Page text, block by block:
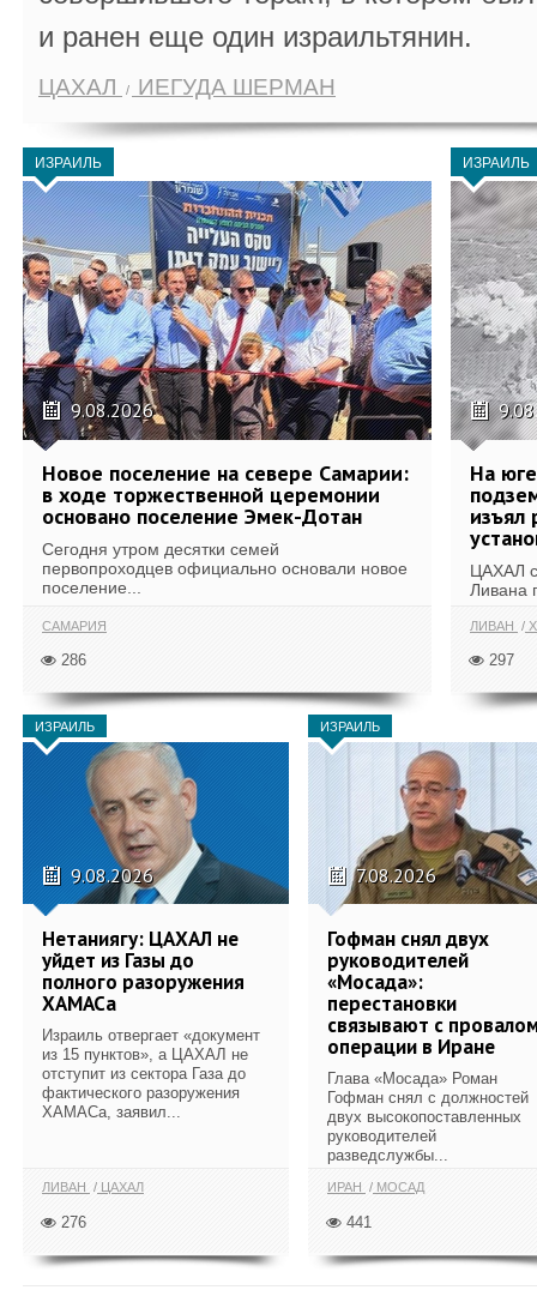
и ранен еще один израильтянин.
ЦАХАЛ ИЕГУДА ШЕРМАН
ИЗРАИЛЬ
9.08.2026
Новое поселение на севере Самарии:
в ходе торжественной церемонии
основано поселение Эмек-Дотан
Сегодня утром десятки семей
первопроходцев официально основали новое
поселение...
САМАРИЯ
286
ИЗРАИЛЬ
На
изъял
ЦАХАЛ
Ливана
ЛИВАН
297
ИЗРАИЛЬ
9.08.2026
Нетаниягу: ЦАХАЛ не
уйдет из Газы до
полного разоружения
ХАМАСа
Израиль отвергает «документ
из 15 пунктов», а ЦАХАЛ не
отступит из сектора Газа до
фактического разоружения
ХАМАСа, заявил...
ЛИВАН ЦАХАЛ
276
ИЗРАИЛЬ
7.08.2026
Гофман снял двух
руководителей
«Мосада»:
перестановки
связывают с
операции в Иране
Глава «Мосада» Роман
Гофман снял с должностей
двух высокопоставленных
руководителей
разведслужбы...
ИРАН МОСАД
441